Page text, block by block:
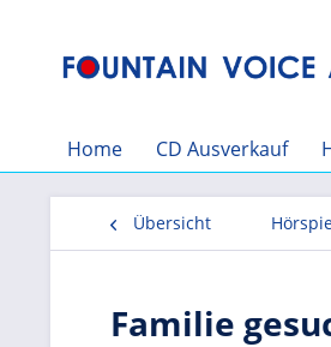
Home CD Ausverkauf
Übersicht
Familie